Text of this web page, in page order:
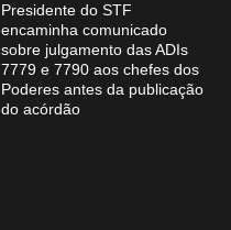
Presidente do STF
encaminha comunicado
sobre julgamento das ADIs
7779 e 7790 aos chefes dos
Poderes antes da publicação
do acórdão